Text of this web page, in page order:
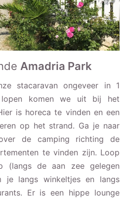
Amadria Park
stacaravan ongeveer in 1
komen we uit bij het
is horeca te vinden en een
op het strand. Ga je naar
de camping richting de
te vinden zijn. Loop
(langs de aan zee gelegen
je langs winkeltjes en langs
Er is een hippe lounge